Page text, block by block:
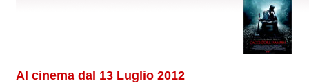
Al cinema dal 13 Luglio 2012